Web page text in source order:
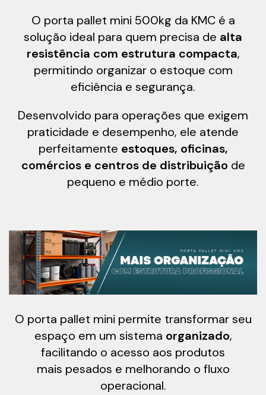
O porta pallet mini 500kg da KMC é a
solução ideal para quem precisa de alta
resistência com estrutura compacta,
permitindo organizar o estoque com
eficiência e segurança.
Desenvolvido para operações que exigem
praticidade e desempenho, ele atende
perfeitamente estoques, oficinas,
comércios e centros de distribuição de
pequeno e médio porte.
O porta pallet mini permite transformar seu
espaço em um sistema organizado,
facilitando o acesso aos produtos
mais pesados e melhorando o fluxo
operacional.